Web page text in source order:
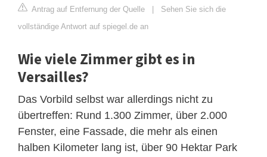
Antrag auf Entfernung der Quelle
Sehen Sie sich die
vollständige Antwort auf spiegel.de an
Wie viele Zimmer gibt es in
Versailles?
Das Vorbild selbst war allerdings nicht zu
übertreffen: Rund 1.300 Zimmer, über 2.000
Fenster, eine Fassade, die mehr als einen
halben Kilometer lang ist, über 90 Hektar Park